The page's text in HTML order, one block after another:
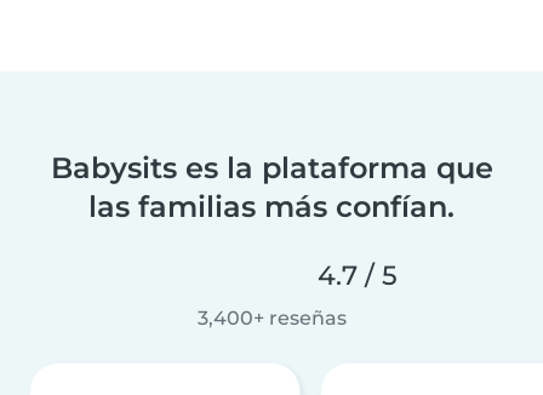
Babysits es la plataforma que
las familias más confían.
4.7 / 5
3,400+ reseñas